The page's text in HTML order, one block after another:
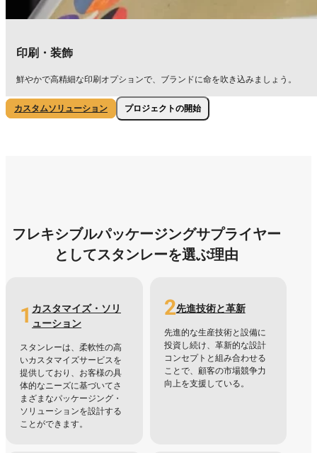
印刷・装飾
鮮やかで高精細な印刷オプションで、ブランドに命を吹き込みましょう。
カスタムソリューション プロジェクトの開始
フレキシブルパッケージングサプライヤー
としてスタンレーを選ぶ理由
1 カスタマイズ・ソリ
ューション
スタンレーは、柔軟性の高
いカスタマイズサービスを
提供しており、お客様の具
体的なニーズに基づいてさ
まざまなパッケージング・
ソリューションを設計する
ことができます。
2先進技術と革新
先進的な生産技術と設備に
投資し続け、革新的な設計
コンセプトと組み合わせる
ことで、顧客の市場競争力
向上を支援している。